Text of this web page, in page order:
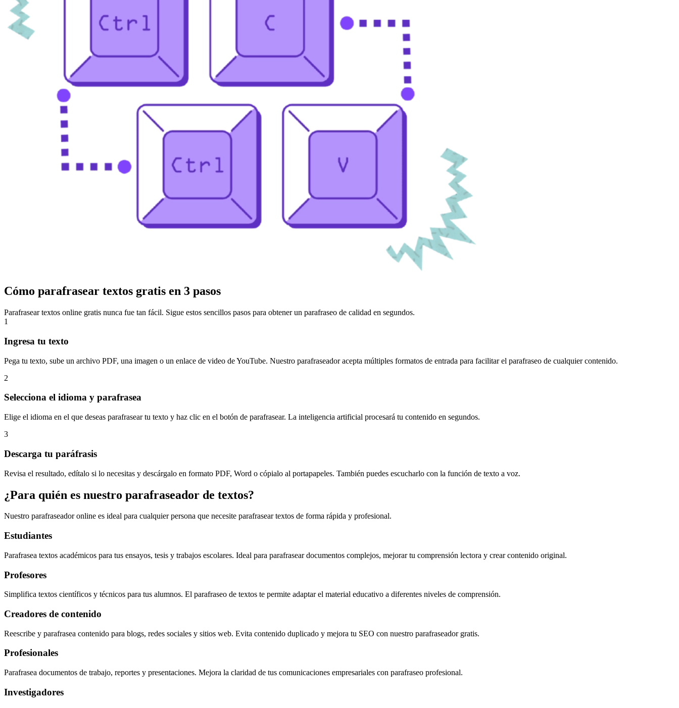
Cómo parafrasear textos gratis en 3 pasos
Parafrasear textos online gratis nunca fue tan fácil. Sigue estos sencillos pasos para obtener un parafraseo de calidad en segundos.
1
Ingresa tu texto
Pega tu texto, sube un archivo PDF, una imagen o un enlace de video de YouTube. Nuestro parafraseador acepta múltiples formatos de entrada para facilitar el parafraseo de cualquier contenido.
2
Selecciona el idioma y parafrasea
Elige el idioma en el que deseas parafrasear tu texto y haz clic en el botón de parafrasear. La inteligencia artificial procesará tu contenido en segundos.
3
Descarga tu paráfrasis
Revisa el resultado, edítalo si lo necesitas y descárgalo en formato PDF, Word o cópialo al portapapeles. También puedes escucharlo con la función de texto a voz.
¿Para quién es nuestro parafraseador de textos?
Nuestro parafraseador online es ideal para cualquier persona que necesite parafrasear textos de forma rápida y profesional.
Estudiantes
Parafrasea textos académicos para tus ensayos, tesis y trabajos escolares. Ideal para parafrasear documentos complejos, mejorar tu comprensión lectora y crear contenido original.
Profesores
Simplifica textos científicos y técnicos para tus alumnos. El parafraseo de textos te permite adaptar el material educativo a diferentes niveles de comprensión.
Creadores de contenido
Reescribe y parafrasea contenido para blogs, redes sociales y sitios web. Evita contenido duplicado y mejora tu SEO con nuestro parafraseador gratis.
Profesionales
Parafrasea documentos de trabajo, reportes y presentaciones. Mejora la claridad de tus comunicaciones empresariales con parafraseo profesional.
Investigadores